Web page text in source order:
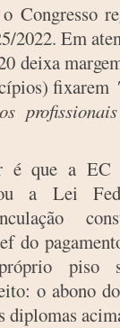
Congresso
2022. Em
deixa
fixarem
é que a
a Lei
do
próprio
o abono
diplomas